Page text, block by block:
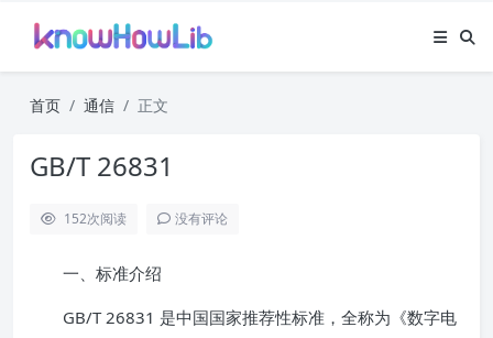
首页 通信 正文
GB/T 26831
152次阅读 没有评论
一、标准介绍
GB/T 26831 是中国国家推荐性标准，全称为《数字电